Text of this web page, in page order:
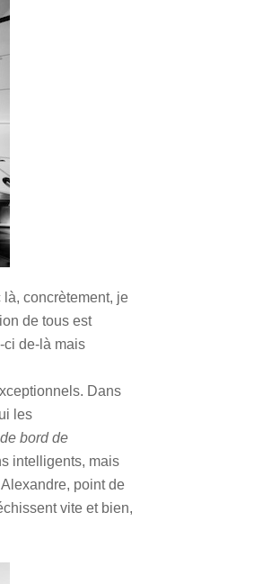
concrètement, je
de tous est
ci de-là mais
Dans
les
bord de
intelligents, mais
point de
vite et bien,